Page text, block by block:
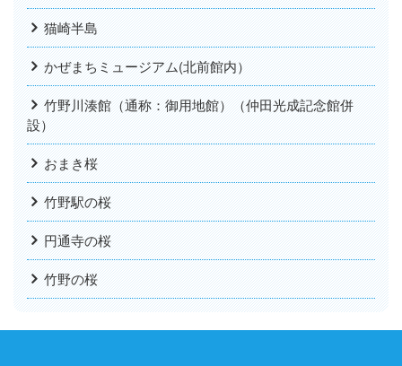
猫崎半島
かぜまちミュージアム(北前館内）
竹野川湊館（通称：御用地館）（仲田光成記念館併
設）
おまき桜
竹野駅の桜
円通寺の桜
竹野の桜